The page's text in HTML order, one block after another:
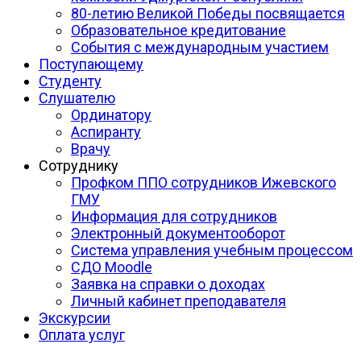
80-летию Великой Победы посвящается
Образовательное кредитование
События с международным участием
Поступающему
Студенту
Слушателю
Ординатору
Аспиранту
Врачу
Сотруднику
Профком ППО сотрудников Ижевского
ГМУ
Информация для сотрудников
Электронный документооборот
Система управления учебным процессом
СДО Moodle
Заявка на справки о доходах
Личный кабинет преподавателя
Экскурсии
Оплата услуг